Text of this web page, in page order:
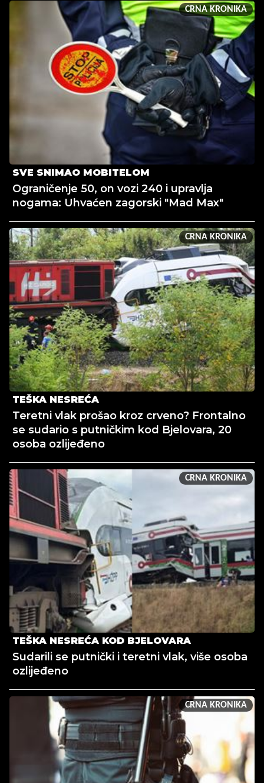
CRNA KRONIKA
SVE SNIMAO MOBITELOM
Ograničenje 50, on vozi 240 i upravlja
nogama: Uhvaćen zagorski "Mad Max"
CRNA KRONIKA
TEŠKA NESREĆA
Teretni vlak prošao kroz crveno? Frontalno
se sudario s putničkim kod Bjelovara, 20
osoba ozlijeđeno
CRNA KRONIKA
TEŠKA NESREĆA KOD BJELOVARA
Sudarili se putnički i teretni vlak, više osoba
ozlijeđeno
CRNA KRONIKA